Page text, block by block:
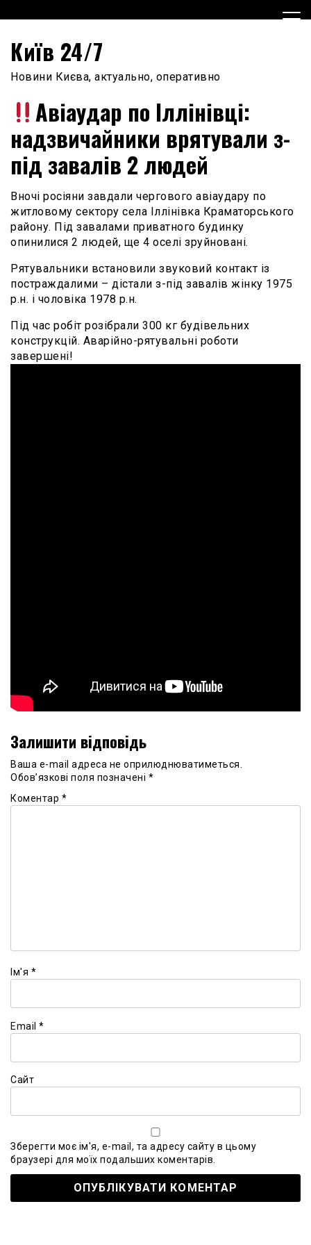
to
Київ 24/7
Новини Києва, актуально, оперативно
Авіаудар по Іллінівці:
надзвичайники врятували з-
під завалів 2 людей
Вночі росіяни завдали чергового авіаудару по
житловому сектору села Іллінівка Краматорського
району. Під завалами приватного будинку
опинилися 2 людей, ще 4 оселі зруйновані.
Рятувальники встановили звуковий контакт із
постраждалими – дістали з-під завалів жінку 1975
р.н. і чоловіка 1978 р.н.
Під час робіт розібрали 300 кг будівельних
конструкцій. Аварійно-рятувальні роботи
завершені!
Залишити відповідь
Ваша e-mail адреса не оприлюднюватиметься.
Обов’язкові поля позначені *
Коментар *
Ім'я *
Email *
Сайт
Зберегти моє ім'я, e-mail, та адресу сайту в цьому
браузері для моїх подальших коментарів.